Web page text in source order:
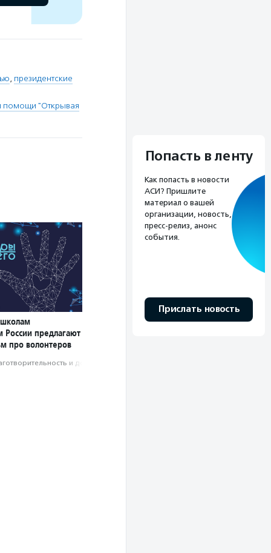
, президентские
помощи "Открывая
России предлагают
про волонтеров
и доброволь­чест­во
Попасть в ленту
Как попасть в новости
АСИ? Пришлите
материал о вашей
организации, новость,
пресс-релиз, анонс
события.
Прислать новость